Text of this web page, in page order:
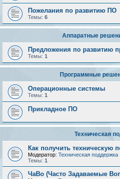
Пожелания по развитию ПО
Темы: 6
Аппаратные
Предложения по развитию
Темы: 1
Программные
Операционные системы
Темы: 1
Прикладное ПО
Техническая
Как получить техническую
Модератор: Техническая поддержка
Темы: 1
ЧаВо (Часто Задаваемые